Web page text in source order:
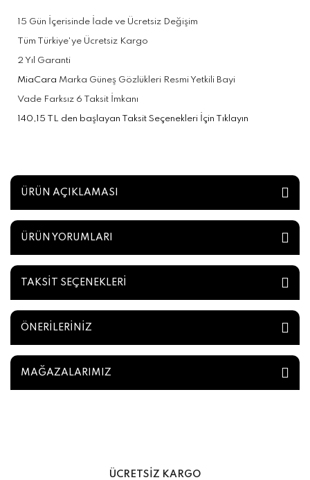
15 Gün İçerisinde İade ve Ücretsiz Değişim
Tüm Türkiye'ye Ücretsiz Kargo
2 Yıl Garanti
MiaCara Marka Güneş Gözlükleri Resmi Yetkili Bayi
Vade Farksız 6 Taksit İmkanı
140,15 TL den başlayan Taksit Seçenekleri İçin Tıklayın
ÜRÜN AÇIKLAMASI
ÜRÜN YORUMLARI
TAKSİT SEÇENEKLERİ
ÖNERİLERİNİZ
MAĞAZALARIMIZ
ÜCRETSİZ KARGO